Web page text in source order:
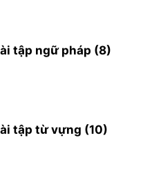
tập ngữ pháp (8)
tập từ vựng (10)